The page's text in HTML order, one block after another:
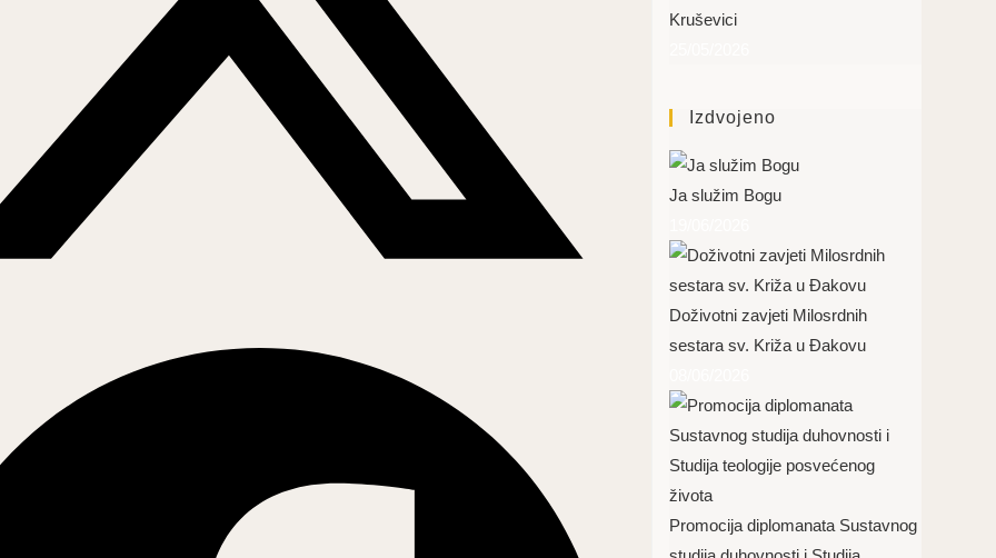
Kruševici
Izdvojeno
Ja služim Bogu
Doživotni zavjeti Milosrdnih
sestara sv. Križa u Đakovu
Promocija diplomanata Sustavnog